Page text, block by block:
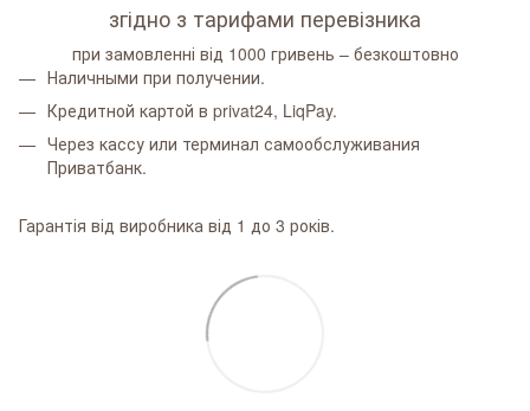
згідно з тарифами перевізника
при замовленні від 1000 гривень – безкоштовно
Наличными при получении.
Кредитной картой в privat24, LiqPay.
Через кассу или терминал самообслуживания
Приватбанк.
Гарантія від виробника від 1 до 3 років.